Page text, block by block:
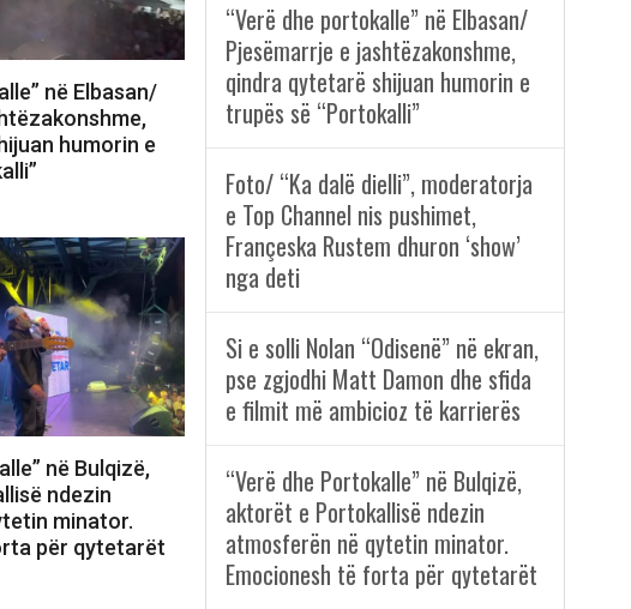
në Elbasan/
humorin e
në Bulqizë,
ndezin
minator.
për qytetarët
“Verë dhe portokalle” në Elbasan/
Pjesëmarrje e jashtëzakonshme,
qindra qytetarë shijuan humorin e
trupës së “Portokalli”
Foto/ “Ka dalë dielli”, moderatorja
e Top Channel nis pushimet,
Françeska Rustem dhuron ‘show’
nga deti
Si e solli Nolan “Odisenë” në ekran,
pse zgjodhi Matt Damon dhe sfida
e filmit më ambicioz të karrierës
“Verë dhe Portokalle” në Bulqizë,
aktorët e Portokallisë ndezin
atmosferën në qytetin minator.
Emocionesh të forta për qytetarët